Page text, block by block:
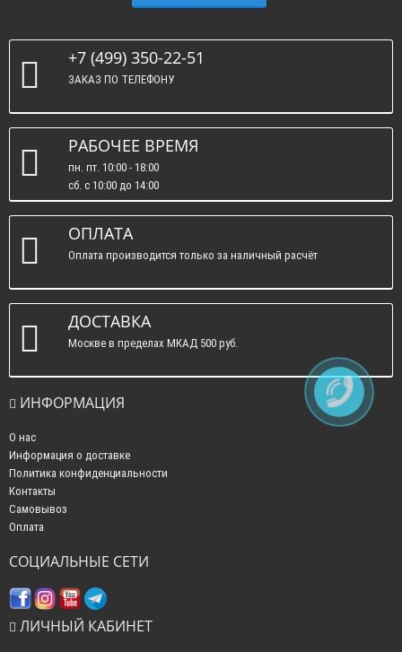
+7 (499) 350-22-51
ЗАКАЗ ПО ТЕЛЕФОНУ
РАБОЧЕЕ ВРЕМЯ
пн. пт. 10:00 - 18:00
сб. c 10:00 до 14:00
вс. : выходные.
ОПЛАТА
Оплата производится только за наличный расчёт
ДОСТАВКА
Москве в пределах МКАД 500 руб.
ИНФОРМАЦИЯ
О нас
Информация о доставке
Политика конфиденциальности
Контакты
Самовывоз
Оплата
СОЦИАЛЬНЫЕ СЕТИ
ЛИЧНЫЙ КАБИНЕТ